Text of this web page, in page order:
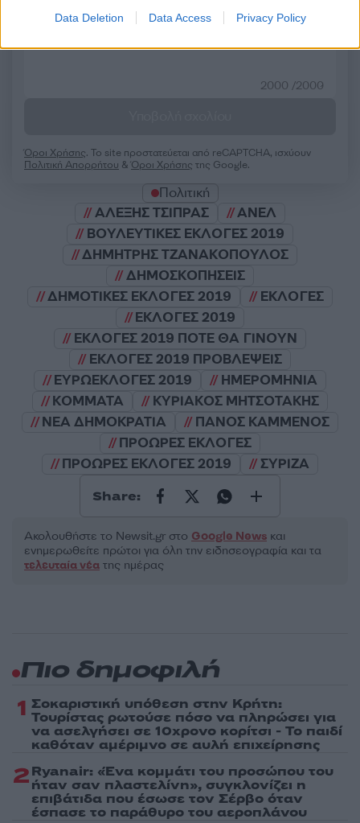
Data Deletion Data Access Privacy Policy
2000 /2000
Όροι Χρήσης. Το site προστατεύεται από reCAPTCHA, ισχύουν
Πολιτική Απορρήτου &Όροι Χρήσης της Google.
Πολιτική
ΑΛΕΞΗΣ ΤΣΙΠΡΑΣ
ΑΝΕΛ
ΒΟΥΛΕΥΤΙΚΕΣ ΕΚΛΟΓΕΣ 2019
ΔΗΜΗΤΡΗΣ ΤΖΑΝΑΚΟΠΟΥΛΟΣ
ΔΗΜΟΣΚΟΠΗΣΕΙΣ
ΔΗΜΟΤΙΚΕΣ ΕΚΛΟΓΕΣ 2019
ΕΚΛΟΓΕΣ
ΕΚΛΟΓΕΣ 2019
ΕΚΛΟΓΕΣ 2019 ΠΟΤΕ ΘΑ ΓΙΝΟΥΝ
ΕΚΛΟΓΕΣ 2019 ΠΡΟΒΛΕΨΕΙΣ
ΕΥΡΩΕΚΛΟΓΕΣ 2019
ΗΜΕΡΟΜΗΝΙΑ
ΚΟΜΜΑΤΑ
ΚΥΡΙΑΚΟΣ ΜΗΤΣΟΤΑΚΗΣ
ΝΕΑ ΔΗΜΟΚΡΑΤΙΑ
ΠΑΝΟΣ ΚΑΜΜΕΝΟΣ
ΠΡΟΩΡΕΣ ΕΚΛΟΓΕΣ
ΠΡΟΩΡΕΣ ΕΚΛΟΓΕΣ 2019
ΣΥΡΙΖΑ
Share:
Ακολουθήστε το Νewsit.gr στο Google News και
ενημερωθείτε πρώτοι για όλη την ειδησεογραφία και τα
τελευταία νέα της ημέρας
Πιο δημοφιλή
1 Σοκαριστική υπόθεση στην Κρήτη:
Τουρίστας ρωτούσε πόσο να πληρώσει για
να ασελγήσει σε 10χρονο κορίτσι - Το παιδί
καθόταν αμέριμνο σε αυλή επιχείρησης
2Ryanair: «Ένα κομμάτι του προσώπου του
ήταν σαν πλαστελίνη», συγκλονίζει η
επιβάτιδα που έσωσε τον Σέρβο όταν
έσπασε το παράθυρο του αεροπλάνου